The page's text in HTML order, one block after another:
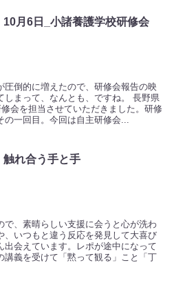
10月6日_小諸養護学校研修会
圧倒的に増えたので、研修会報告の映
しまって、なんとも、ですね。 長野県
会を担当させていただきました。研修
の一回目。今回は自主研修会...
触れ合う手と手
で、素晴らしい支援に会うと心が洗わ
、いつもと違う反応を発見して大喜び
出会えています。レポが途中になって
講義を受けて「黙って観る」こと「丁